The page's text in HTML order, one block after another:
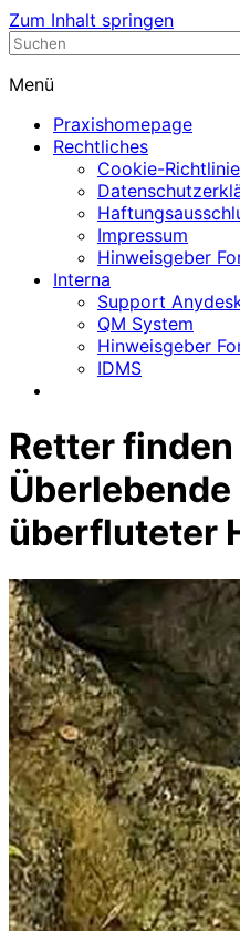
Zum Inhalt springen
Nephrologische Praxis mit
Menü
Praxishomepage
Rechtliches
Cookie-
Impressum
Hinweisgeber
Interna
Support
QM System
Hinweisgeber
IDMS
Retter
Überlebende
überfluteter